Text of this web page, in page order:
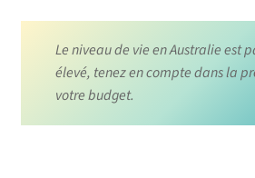
Le niveau de vie en Australie est
élevé, tenez en compte dans la
votre budget.